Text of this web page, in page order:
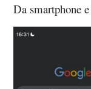
Da smartphone